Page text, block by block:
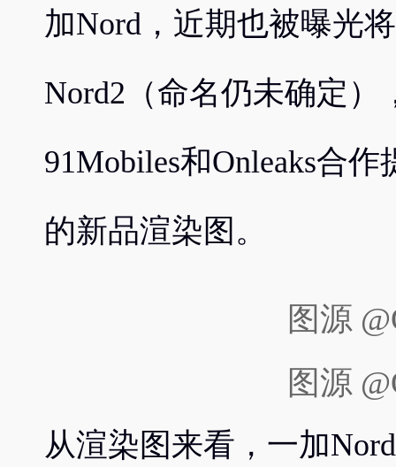
加Nord，近期也被曝光
Nord2（命名仍未确定
91Mobiles和Onleaks合
的新品渲染图。
图源
图源
从渲染图来看，一加